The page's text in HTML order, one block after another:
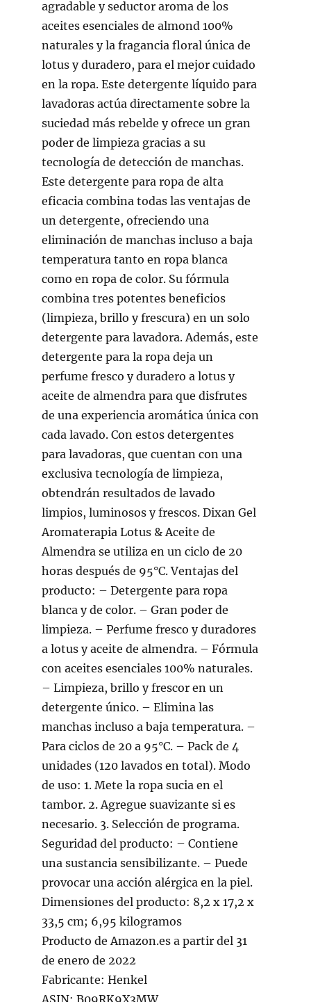
agradable y seductor aroma de los
aceites esenciales de almond 100%
naturales y la fragancia floral única de
lotus y duradero, para el mejor cuidado
en la ropa. Este detergente líquido para
lavadoras actúa directamente sobre la
suciedad más rebelde y ofrece un gran
poder de limpieza gracias a su
tecnología de detección de manchas.
Este detergente para ropa de alta
eficacia combina todas las ventajas de
un detergente, ofreciendo una
eliminación de manchas incluso a baja
temperatura tanto en ropa blanca
como en ropa de color. Su fórmula
combina tres potentes beneficios
(limpieza, brillo y frescura) en un solo
detergente para lavadora. Además, este
detergente para la ropa deja un
perfume fresco y duradero a lotus y
aceite de almendra para que disfrutes
de una experiencia aromática única con
cada lavado. Con estos detergentes
para lavadoras, que cuentan con una
exclusiva tecnología de limpieza,
obtendrán resultados de lavado
limpios, luminosos y frescos. Dixan Gel
Aromaterapia Lotus & Aceite de
Almendra se utiliza en un ciclo de 20
horas después de 95°C. Ventajas del
producto: – Detergente para ropa
blanca y de color. – Gran poder de
limpieza. – Perfume fresco y duradores
a lotus y aceite de almendra. – Fórmula
con aceites esenciales 100% naturales.
– Limpieza, brillo y frescor en un
detergente único. – Elimina las
manchas incluso a baja temperatura. –
Para ciclos de 20 a 95°C. – Pack de 4
unidades (120 lavados en total). Modo
de uso: 1. Mete la ropa sucia en el
tambor. 2. Agregue suavizante si es
necesario. 3. Selección de programa.
Seguridad del producto: – Contiene
una sustancia sensibilizante. – Puede
provocar una acción alérgica en la piel.
Dimensiones del producto: 8,2 x 17,2 x
33,5 cm; 6,95 kilogramos
Producto de Amazon.es a partir del 31
de enero de 2022
Fabricante: Henkel
ASIN: B09RK9X3MW